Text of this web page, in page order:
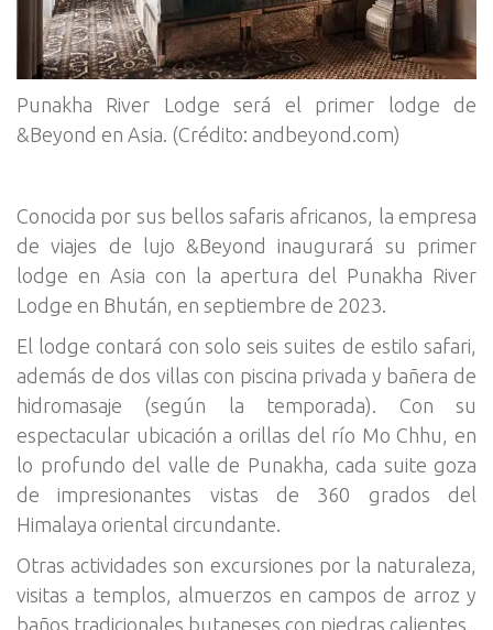
Punakha River Lodge será el primer lodge de
&Beyond en Asia. (Crédito: andbeyond.com)
Conocida por sus bellos safaris africanos, la empresa
de viajes de lujo &Beyond inaugurará su primer
lodge en Asia con la apertura del Punakha River
Lodge en Bhután, en septiembre de 2023.
El lodge contará con solo seis suites de estilo safari,
además de dos villas con piscina privada y bañera de
hidromasaje (según la temporada). Con su
espectacular ubicación a orillas del río Mo Chhu, en
lo profundo del valle de Punakha, cada suite goza
de impresionantes vistas de 360 grados del
Himalaya oriental circundante.
Otras actividades son excursiones por la naturaleza,
visitas a templos, almuerzos en campos de arroz y
baños tradicionales butaneses con piedras calientes.